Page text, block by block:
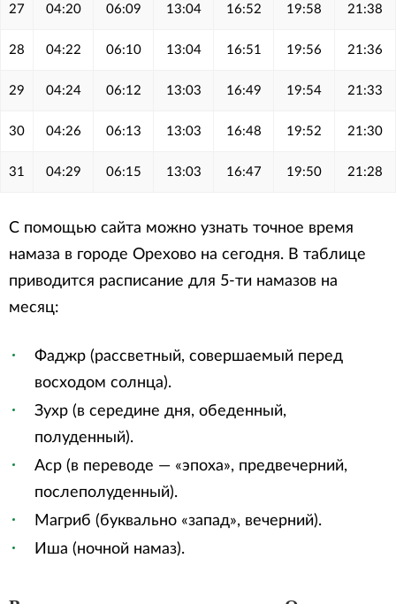
27 04:20 06:09 13:04 16:52 19:58 21:38
28 04:22 06:10 13:04 16:51 19:56 21:36
29 04:24 06:12 13:03 16:49 19:54 21:33
30 04:26 06:13 13:03 16:48 19:52 21:30
31 04:29 06:15 13:03 16:47 19:50 21:28
С помощью сайта можно узнать точное время
намаза в городе Орехово на сегодня. В таблице
приводится расписание для 5-ти намазов на
месяц:
Фаджр (рассветный, совершаемый перед
восходом солнца).
Зухр (в середине дня, обеденный,
полуденный).
Аср (в переводе — «эпоха», предвечерний,
послеполуденный).
Магриб (буквально «запад», вечерний).
Иша (ночной намаз).